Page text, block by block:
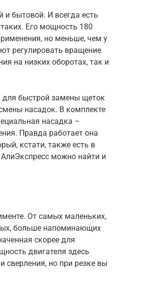
бытовой. И всегда есть
Его мощность 180
но меньше, чем у
регулировать вращение
на низких оборотах, так и
быстрой замены щеток
насадок. В комплекте
насадка –
Правда работает она
кстати, также есть в
можно найти и
От самых маленьких,
больше напоминающих
скорее для
двигателя здесь
сверления, но при резке вы